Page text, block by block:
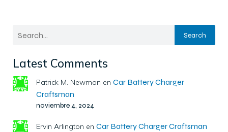
Search
Latest Comments
Patrick M. Newman en Car Battery Charger
Craftsman
noviembre 4, 2024
Ervin Arlington en Car Battery Charger Craftsman